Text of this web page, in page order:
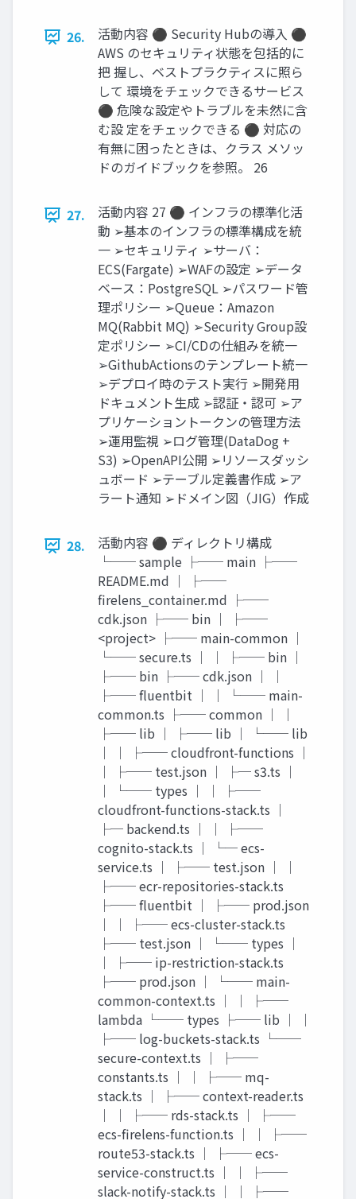
26.
活動内容 ⚫ Security Hubの導入 ⚫
AWS のセキュリティ状態を包括的に
把 握し、ベストプラクティスに照ら
して 環境をチェックできるサービス
⚫ 危険な設定やトラブルを未然に含
む設 定をチェックできる ⚫ 対応の
有無に困ったときは、クラス メソッ
ドのガイドブックを参照。 26
27.
活動内容 27 ⚫ インフラの標準化活
動 ➢基本のインフラの標準構成を統
一 ➢セキュリティ ➢サーバ：
ECS(Fargate) ➢WAFの設定 ➢データ
ベース：PostgreSQL ➢パスワード管
理ポリシー ➢Queue：Amazon
MQ(Rabbit MQ) ➢Security Group設
定ポリシー ➢CI/CDの仕組みを統一
➢GithubActionsのテンプレート統一
➢デプロイ時のテスト実行 ➢開発用
ドキュメント生成 ➢認証・認可 ➢ア
プリケーショントークンの管理方法
➢運用監視 ➢ログ管理(DataDog +
S3) ➢OpenAPI公開 ➢リソースダッシ
ュボード ➢テーブル定義書作成 ➢ア
ラート通知 ➢ドメイン図（JIG）作成
28.
活動内容 ⚫ ディレクトリ構成
└── sample ├── main ├──
README.md │ ├──
firelens_container.md ├──
cdk.json ├── bin │ ├──
<project> ├── main-common │
└── secure.ts │ │ ├── bin │
├── bin ├── cdk.json │ │
├── fluentbit │ │ └── main-
common.ts ├── common │ │
├── lib │ ├── lib │ └── lib
│ │ ├── cloudfront-functions │
│ ├── test.json │ ├─ s3.ts │
│ └── types │ │ ├──
cloudfront-functions-stack.ts │
├─ backend.ts │ │ ├──
cognito-stack.ts │ └─ ecs-
service.ts │ ├── test.json │ │
├── ecr-repositories-stack.ts
├── fluentbit │ ├── prod.json
│ │ ├── ecs-cluster-stack.ts
├── test.json │ └── types │
│ ├── ip-restriction-stack.ts
├── prod.json │ └── main-
common-context.ts │ │ ├──
lambda └── types ├── lib │ │
├── log-buckets-stack.ts └──
secure-context.ts │ ├──
constants.ts │ │ ├── mq-
stack.ts │ ├── context-reader.ts
│ │ ├── rds-stack.ts │ ├──
ecs-firelens-function.ts │ │ ├──
route53-stack.ts │ ├── ecs-
service-construct.ts │ │ ├──
slack-notify-stack.ts │ │ ├──